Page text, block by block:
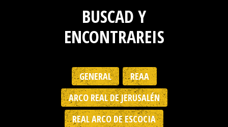
BUSCAD Y
ENCONTRAREIS
GENERAL
REAA
ARCO REAL DE JERUSALÉN
REAL ARCO DE ESCOCIA